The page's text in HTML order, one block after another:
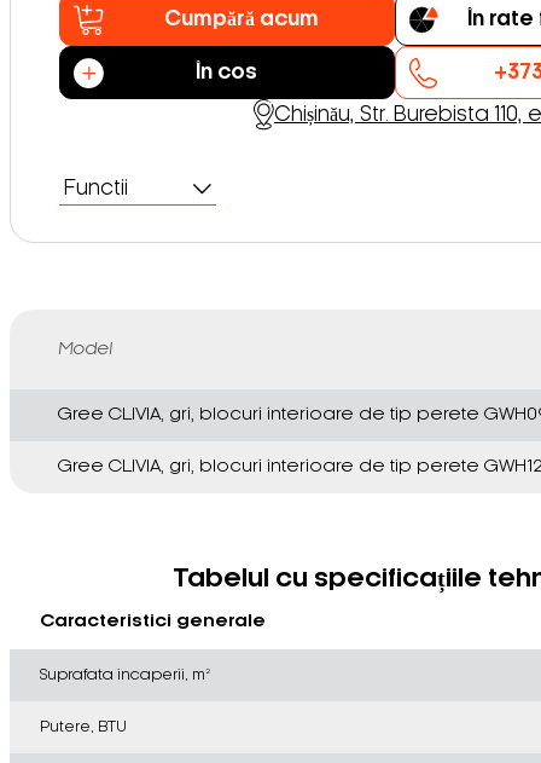
Cumpără acum În
În cos
Chișinău, Str. Burebista 110,
Functii
Model
Gree CLIVIA, gri, blocuri interioare de tip perete
Gree CLIVIA, gri, blocuri interioare de tip perete
Tabelul cu specificațiile
Caracteristici generale
Suprafata incaperii, m²
Putere, BTU